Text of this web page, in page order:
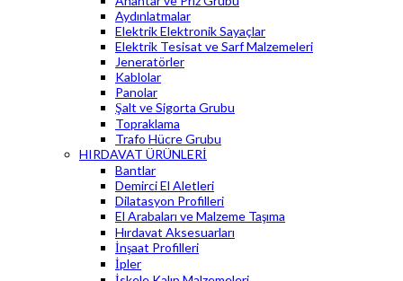
Aydınlatmalar
Elektrik Elektronik Sayaçlar
Elektrik Tesisat ve Sarf Malzemeleri
Jeneratörler
Kablolar
Panolar
Şalt ve Sigorta Grubu
Topraklama
Trafo Hücre Grubu
HIRDAVAT ÜRÜNLERİ
Bantlar
Demirci El Aletleri
Dilatasyon Profilleri
El Arabaları ve Malzeme Taşıma
Hırdavat Aksesuarları
İnşaat Profilleri
İpler